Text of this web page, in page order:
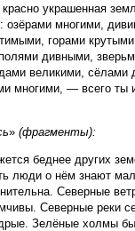
украшенная
озёрами многими,
горами
дивными,
великими, сёлами
многими, — всего ты
» (фрагменты):
беднее других
люди о нём знают
Северные
Северные реки
Зелёные холмы